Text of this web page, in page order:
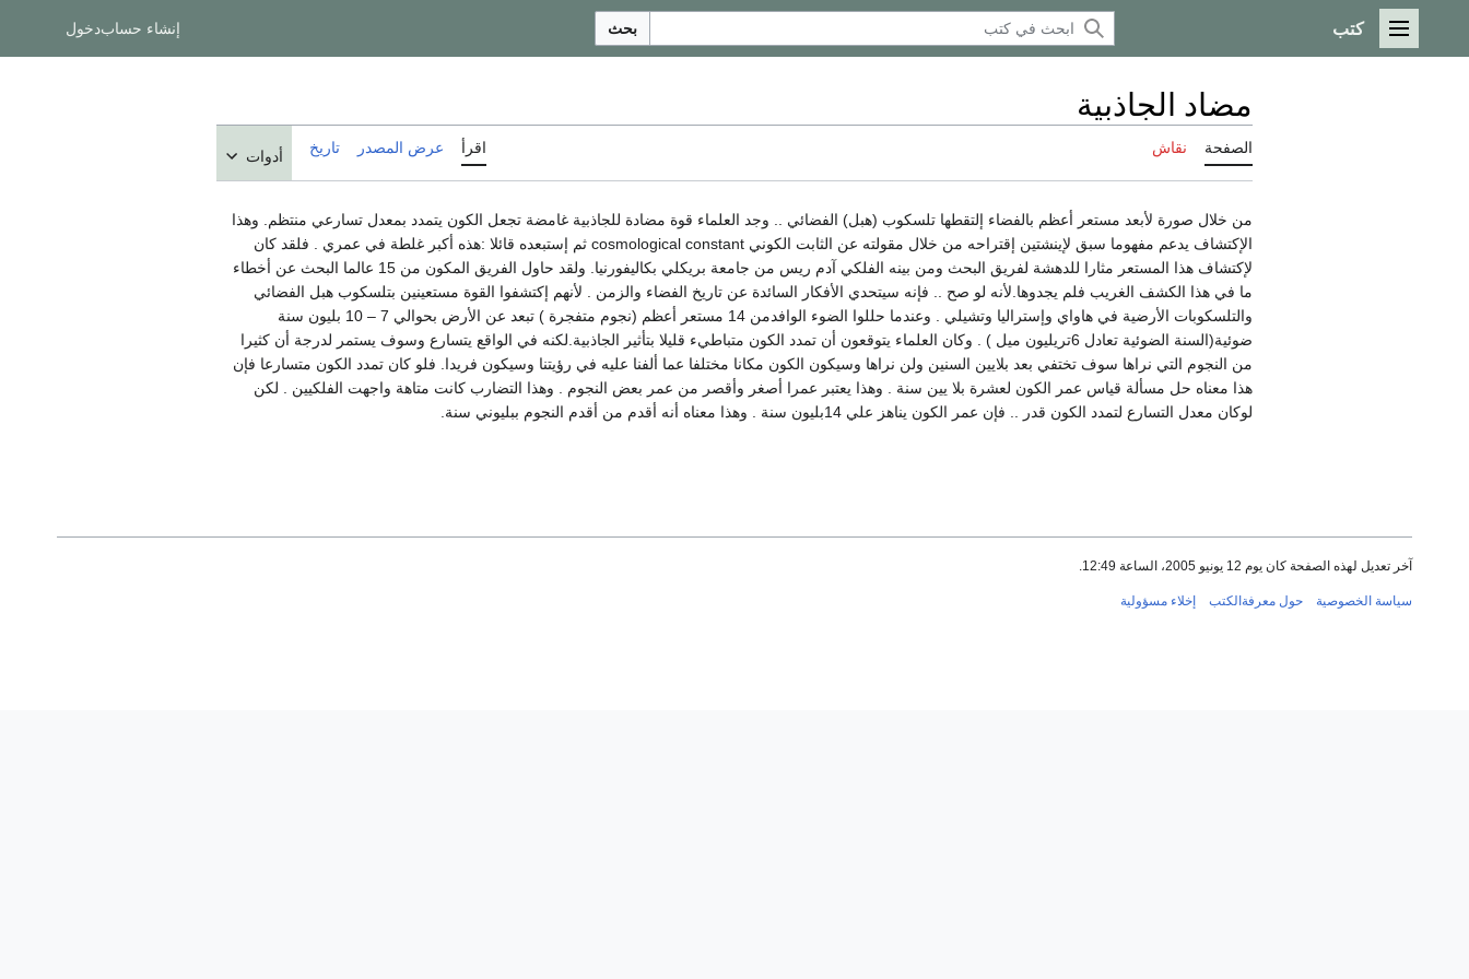
القائمة الرئيسية
كتب بحث إنشاء حسابدخول
مضاد الجاذبية
الصفحة نقاش اقرأ عرض المصدر تاريخ أدوات
من خلال صورة لأبعد مستعر أعظم بالفضاء إلتقطها تلسكوب (هبل) الفضائي .. وجد العلماء قوة مضادة للجاذبية غامضة تجعل الكون يتمدد بمعدل تسارعي منتظم. وهذا
الإكتشاف يدعم مفهوما سبق لإينشتين إقتراحه من خلال مقولته عن الثابت الكوني cosmological constant ثم إستبعده قائلا :هذه أكبر غلطة في عمري . فلقد كان
لإكتشاف هذا المستعر مثارا للدهشة لفريق البحث ومن بينه الفلكي آدم ريس من جامعة بريكلي بكاليفورنيا. ولقد حاول الفريق المكون من 15 عالما البحث عن أخطاء
ما في هذا الكشف الغريب فلم يجدوها.لأنه لو صح .. فإنه سيتحدي الأفكار السائدة عن تاريخ الفضاء والزمن . لأنهم إكتشفوا القوة مستعينين بتلسكوب هبل الفضائي
والتلسكوبات الأرضية في هاواي وإستراليا وتشيلي . وعندما حللوا الضوء الوافدمن 14 مستعر أعظم (نجوم متفجرة ) تبعد عن الأرض بحوالي 7 – 10 بليون سنة
ضوئية(السنة الضوئية تعادل 6تريليون ميل ) . وكان العلماء يتوقعون أن تمدد الكون متباطيء قليلا بتأثير الجاذبية.لكنه في الواقع يتسارع وسوف يستمر لدرجة أن كثيرا
من النجوم التي نراها سوف تختفي بعد بلايين السنين ولن نراها وسيكون الكون مكانا مختلفا عما ألفنا عليه في رؤيتنا وسيكون فريدا. فلو كان تمدد الكون متسارعا فإن
هذا معناه حل مسألة قياس عمر الكون لعشرة بلا يين سنة . وهذا يعتبر عمرا أصغر وأقصر من عمر بعض النجوم . وهذا التضارب كانت متاهة واجهت الفلكيين . لكن
لوكان معدل التسارع لتمدد الكون قدر .. فإن عمر الكون يناهز علي 14بليون سنة . وهذا معناه أنه أقدم من أقدم النجوم ببليوني سنة.
آخر تعديل لهذه الصفحة كان يوم 12 يونيو 2005، الساعة 12:49.
سياسة الخصوصية حول معرفةالكتب إخلاء مسؤولية